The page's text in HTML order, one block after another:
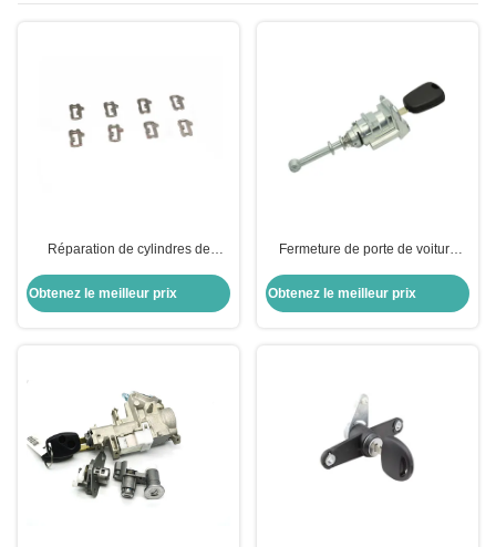
Réparation de cylindres de
Obtenez le meilleur prix
Fermeture de porte de voiture
cylindre de porte de voiture
Obtenez le meilleur prix